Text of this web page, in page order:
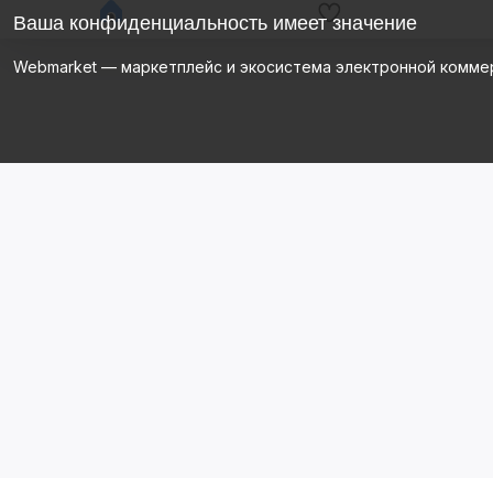
Ваша конфиденциальность имеет значение
Webmarket — маркетплейс и экосистема электронной